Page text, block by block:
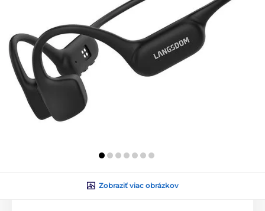
Zobraziť viac obrázkov